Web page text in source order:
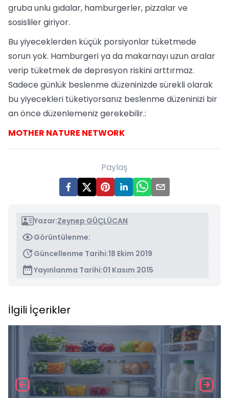
gruba unlu gıdalar, hamburgerler, pizzalar ve
sosisliler giriyor.
Bu yiyeceklerden küçük porsiyonlar tüketmede
sorun yok. Hamburgeri ya da makarnayı uzun aralar
verip tüketmek de depresyon riskini arttırmaz.
Sadece günlük beslenme düzeninizde sürekli olarak
bu yiyecekleri tüketiyorsanız beslenme düzeninizi bir
an önce düzenlemeniz gerekebilir.:
MOTHER NATURE NETWORK
Paylaş
Yazar:Zeynep GÜÇLÜCAN
Görüntülenme:
Güncellenme Tarihi:18 Ekim 2019
Yayınlanma Tarihi:01 Kasım 2015
İlgili İçerikler